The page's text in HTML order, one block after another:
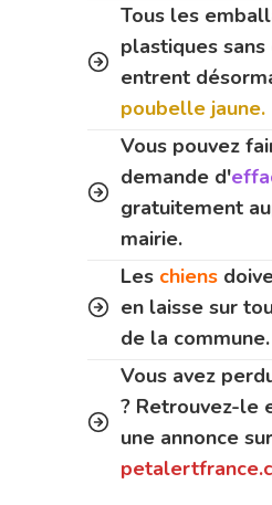
Tous les
plastiques
entrent
poubelle jaune.
Vous pouvez
demande d'
gratuitement
mairie.
Les chiens
en laisse sur
de la commune.
Vous avez
? Retrouvez-le
une annonce sur